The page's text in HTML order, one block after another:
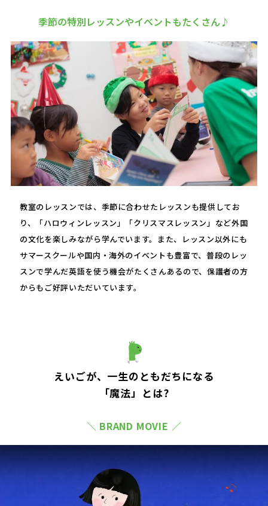
季節の特別レッスンやイベントもたくさん♪
教室のレッスンでは、季節に合わせたレッスンも提供してお
り、「ハロウィンレッスン」「クリスマスレッスン」など外国
の文化を楽しみながら学んでいます。また、レッスン以外にも
サマースクールや国内・海外のイベントも豊富で、普段のレッ
スンで学んだ英語を使う機会がたくさんあるので、保護者の方
からもご好評いただいています。
えいごが、一生のともだちになる
「魔法」とは?
＼ BRAND MOVIE ／